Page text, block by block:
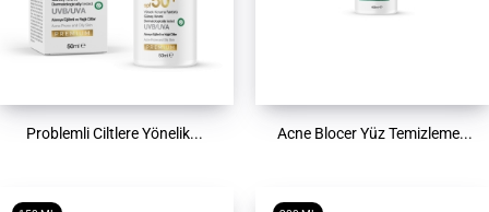
Problemli Ciltlere Yönelik... Acne Blocer Yüz Temizleme...